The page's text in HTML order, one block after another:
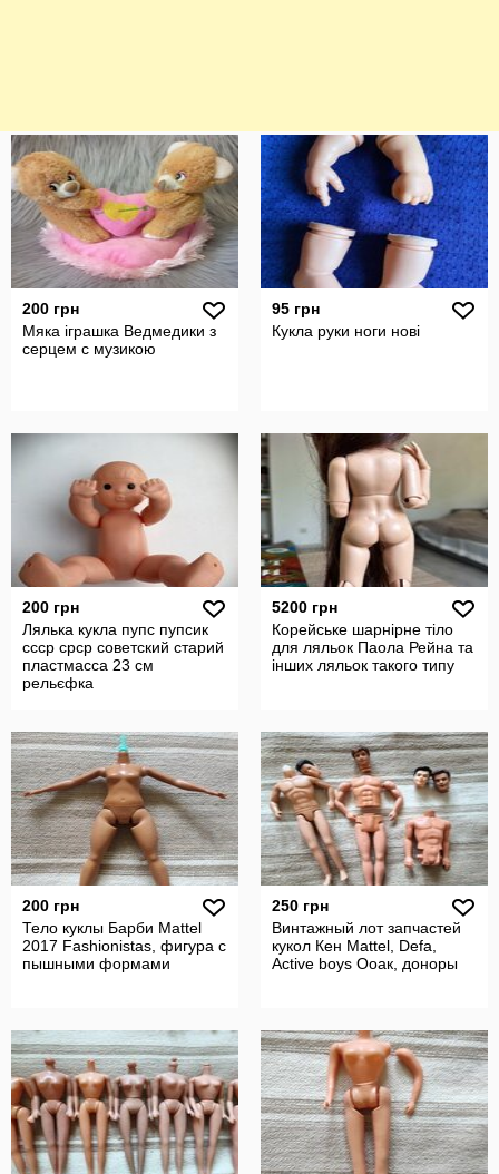
200 грн
Мяка іграшка Ведмедики з
серцем с музикою
95 грн
Кукла руки ноги нові
200 грн
Лялька кукла пупс пупсик
ссср срср советский старий
пластмасса 23 см
рельєфка
5200 грн
Корейське шарнірне тіло
для ляльок Паола Рейна та
інших ляльок такого типу
200 грн
Тело куклы Барби Mattel
2017 Fashionistas, фигура с
пышными формами
250 грн
Винтажный лот запчастей
кукол Кен Mattel, Defa,
Active boys Ооак, доноры